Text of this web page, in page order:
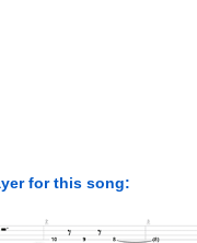
for this song: